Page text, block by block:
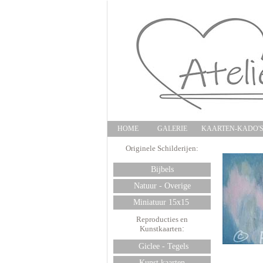
HOME GALERIE KAARTEN-KADO'S
Originele Schilderijen:
Bijbels
Natuur - Overige
Miniatuur 15x15
Reproducties en
Kunstkaarten:
Giclee - Tegels